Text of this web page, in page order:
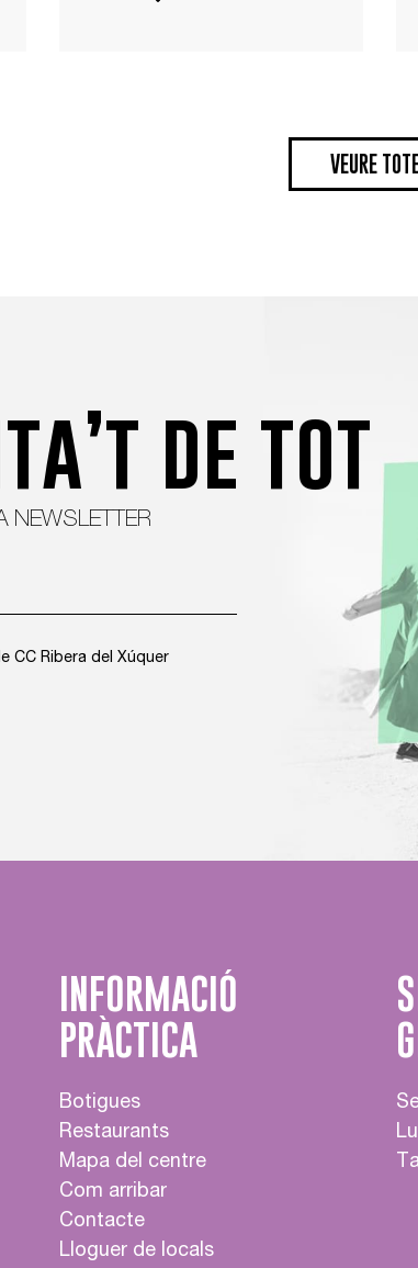
VEURE
de tot
NEWSLETTER
CC Ribera del Xúquer
INFORMACIÓ
PRÀCTICA
Botigues
Restaurants
Mapa del centre
Com arribar
Contacte
Lloguer de locals